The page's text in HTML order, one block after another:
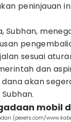
peninjauan
Subhan,
sesuai
dan
dana akan
mobil
(pexels.com/